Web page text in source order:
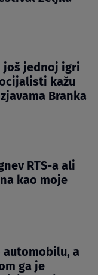
još jednoj igri
kažu
Branka
RTS-a ali
kao moje
automobilu, a
ga je